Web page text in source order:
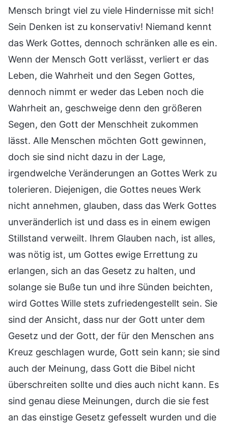
Mensch bringt viel zu viele Hindernisse mit sich!
Sein Denken ist zu konservativ! Niemand kennt
das Werk Gottes, dennoch schränken alle es ein.
Wenn der Mensch Gott verlässt, verliert er das
Leben, die Wahrheit und den Segen Gottes,
dennoch nimmt er weder das Leben noch die
Wahrheit an, geschweige denn den größeren
Segen, den Gott der Menschheit zukommen
lässt. Alle Menschen möchten Gott gewinnen,
doch sie sind nicht dazu in der Lage,
irgendwelche Veränderungen an Gottes Werk zu
tolerieren. Diejenigen, die Gottes neues Werk
nicht annehmen, glauben, dass das Werk Gottes
unveränderlich ist und dass es in einem ewigen
Stillstand verweilt. Ihrem Glauben nach, ist alles,
was nötig ist, um Gottes ewige Errettung zu
erlangen, sich an das Gesetz zu halten, und
solange sie Buße tun und ihre Sünden beichten,
wird Gottes Wille stets zufriedengestellt sein. Sie
sind der Ansicht, dass nur der Gott unter dem
Gesetz und der Gott, der für den Menschen ans
Kreuz geschlagen wurde, Gott sein kann; sie sind
auch der Meinung, dass Gott die Bibel nicht
überschreiten sollte und dies auch nicht kann. Es
sind genau diese Meinungen, durch die sie fest
an das einstige Gesetz gefesselt wurden und die